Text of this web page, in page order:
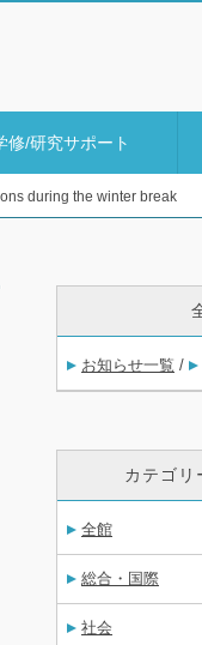
修/研究サポート
during the winter break
お知らせ一覧 /
カテゴ
全館
総合・国際
社会